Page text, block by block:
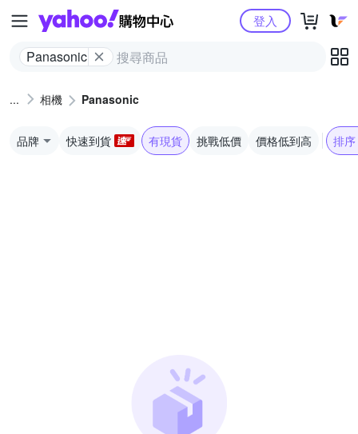
Yahoo購物中心
Panasonic
登入
相機 Panasonic
品牌 快速到貨 有現貨 挑戰低價 價格低到高 排序